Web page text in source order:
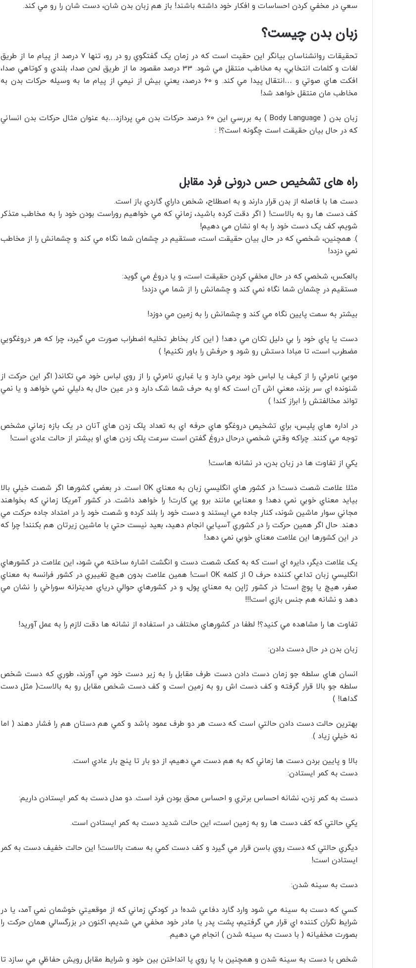
سعي در مخفي کردن احساسات و افکار خود داشته باشند! باز هم زبان بدن شان، دست شان را رو مي کند.
زبان بدن چیست؟
تحقيقات روانشناسان بيانگر اين حقيت است که در زمان يک گفتگوي رو در رو، تنها 7 درصد از پيام ما از طريق
لغات و کلمات انتخابي، به مخاطب منتقل مي شود. 33 درصد مقصود ما از طريق لحن صدا، بلندي و کوتاهي صدا،
افکت هاي صوتي و …انتقال پيدا مي کند. و 60 درصد، يعني بيش از نيمي از پيام ما به وسيله حرکات بدن به
مخاطب مان منتقل خواهد شد!
زبان بدن ( Body Language ) به بررسي اين 60 درصد حرکات بدن مي پردازد…به عنوان مثال حرکات بدن انساني
که در حال بيان حقيقت است چگونه است؟! :
راه های تشخیص حس درونی فرد مقابل
دست ها با فاصله از بدن قرار دارند و به اصطلاح، شخص داراي گاردي باز است.
کف دست ها رو به بالاست! ( اگر دقت کرده باشيد، زماني که مي خواهيم روراست بودن خود را به مخاطب متذکر
شويم، کف يک دست خود را به او نشان مي دهيم!
). همچنين، شخصي که در حال بيان حقيقت است، مستقيم در چشمان شما نگاه مي کند و چشمانش را از مخاطب
نمي دزدد!
بالعکس، شخصي که در حال مخفي کردن حقيقت است، و يا دروغ مي گويد:
مستقيم در چشمان شما نگاه نمي کند و چشمانش را از شما مي دزدد!
بيشتر به سمت پايين نگاه مي کند و چشمانش را به زمين مي دوزد!
دست يا پاي خود را بي دليل تکان مي دهد! ( اين کار بخاطر تخليه اضطراب صورت مي گيرد، چرا که هر دروغگويي
مضطرب است، تا مبادا دستش رو شود و حرفش را باور نکنيم! )
مويي نامرئي را از کيف يا لباس خود برمي دارد و يا غباري نامرئي را از روي لباس خود مي تکاند( اگر اين حرکت از
شنونده اي سر بزند، معني اش آن است که او به حرف شما شک دارد و در عين حال به دليلي نمي خواهد و يا نمي
تواند مخالفتش را ابراز کند! )
در اداره هاي پليس، براي تشخيص دروغگو هاي حرفه اي به تعداد پلک زدن هاي آنان در يک بازه زماني مشخص
توجه مي کنند. چراکه وقتي شخصي درحال دروغ گفتن است سرعت پلک زدن هاي او بيشتر از حالت عادي است!
يکي از تفاوت ها در زبان بدن، در نشانه هاست!
مثلا علامت شصت دست! در کشور هاي انگليسي زبان به معناي OK است. در بعضي کشورها اگر شصت خيلي بالا
بيايد معناي خوبي نمي دهد! و معنايي مانند برو پي کارت! را خواهد داشت. در کشور آمريکا زماني که بخواهند
مجاني سوار ماشين شوند، کنار جاده مي ايستند و دست خود را بلند کرده و شصت خود را در امتداد جاده حرکت مي
دهند. حال اگر همين حرکت را در کشوري آسيايي انجام دهيد، بعيد نيست حتي با ماشين زيرتان هم بکنند! چرا که
در اين کشورها اين علامت معناي خوبي نمي دهد!
يک علامت ديگر، دايره اي است که به کمک شصت دست و انگشت اشاره ساخته مي شود، اين علامت در کشورهاي
انگليسي زبان تداعي کننده حرف O از کلمه OK است! همين علامت بدون هيچ تغييري در کشور فرانسه به معناي
صفر، هيچ يا پوچ است! در کشور ژاپن به معناي پول، و در کشورهاي حوالي درياي مديترانه سوراخي را نشان مي
دهد و نشانه هم جنس بازي است!!!
تفاوت ها را مشاهده مي کنيد؟! لطفا در کشورهاي مختلف در استفاده از نشانه ها دقت لازم را به عمل آوريد!
زبان بدن در حال دست دادن:
انسان هاي سلطه جو زمان دست دادن دست طرف مقابل را به زير دست خود مي آورند، طوري که دست شخص
سلطه جو بالا قرار گرفته و کف دست اش رو به زمين است و کف دست شخص مقابل رو به بالاست( مثل دست
گداها! )
بهترين حالت دست دادن حالتي است که دست هر دو طرف عمود باشد و کمي هم دستان هم را فشار دهند ( اما
نه خيلي زياد ).
بالا و پايين بردن دست ها زماني که به هم دست مي دهيم، از دو بار تا پنج بار عادي است.
دست به کمر ايستادن:
دست به کمر زدن، نشانه احساس برتري و احساس محق بودن فرد است. دو مدل دست به کمر ايستادن داريم:
يکي حالتي که کف دست ها رو به زمين است، اين حالت شديد دست به کمر ايستادن است.
ديگري حالتي که دست روي باسن قرار مي گيرد و کف دست کمي به سمت بالاست! اين حالت خفيف دست به کمر
ايستادن است!
دست به سينه شدن:
کسي که دست به سينه مي شود وارد گارد دفاعي شده! در کودکي زماني که از موقعيتي خوشمان نمي آمد، يا در
شرايط نگران کننده اي قرار مي گرفتيم، پشت پدر يا مادر خود مخفي مي شديم، اکنون در بزرگسالي همان حرکت را
بصورت مخفيانه ( با دست به سينه شدن ) انجام مي دهيم.
شخص با دست به سينه شدن و همچنين با پا روي پا انداختن بين خود و شرايط مقابل رويش حفاظي مي سازد تا